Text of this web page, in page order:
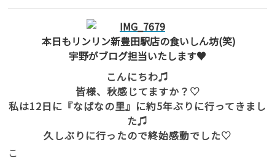
本日もリンリン新豊田駅店の食いしん坊(笑)
宇野がブログ担当いたします♥
こんにちわ♫
皆様、秋感じてますか？♡
私は12日に『なばなの里』に約5年ぶりに行ってきまし
た♫
久しぶりに行ったので終始感動でした♡
こ